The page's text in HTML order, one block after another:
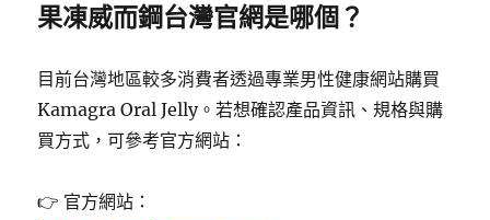
果凍威而鋼台灣官網是哪個？
目前台灣地區較多消費者透過專業男性健康網站購買
Kamagra Oral Jelly。若想確認產品資訊、規格與購
買方式，可參考官方網站：
👉 官方網站：